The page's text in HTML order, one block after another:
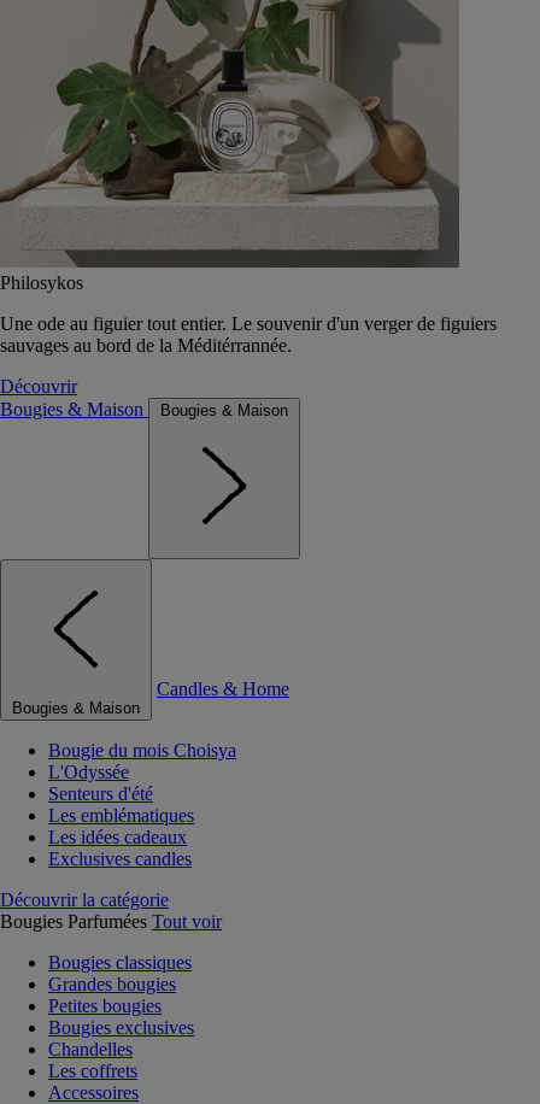
Philosykos
Une ode au figuier tout entier. Le souvenir d'un verger de figuiers
sauvages au bord de la Méditérrannée.
Découvrir
Bougies & Maison
Bougies & Maison
Bougies & Maison
Candles & Home
Bougie du mois Choisya
L'Odyssée
Senteurs d'été
Les emblématiques
Les idées cadeaux
Exclusives candles
Découvrir la catégorie
Bougies Parfumées Tout voir
Bougies classiques
Grandes bougies
Petites bougies
Bougies exclusives
Chandelles
Les coffrets
Accessoires